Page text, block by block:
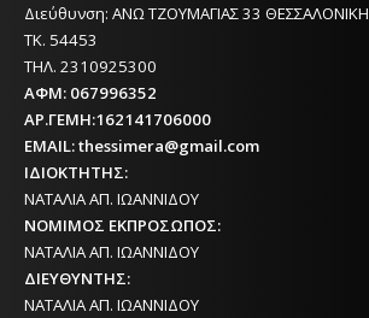
Διεύθυνση: ΑΝΩ ΤΖΟΥΜΑΓΙΑΣ 33 ΘΕΣΣΑΛΟΝΙΚΗ
ΤΚ. 54453
ΤΗΛ. 2310925300
ΑΦΜ: 067996352
ΑΡ.ΓΕΜΗ:162141706000
EMAIL: thessimera@gmail.com
ΙΔΙΟΚΤΗΤΗΣ:
ΝΑΤΑΛΙΑ ΑΠ. ΙΩΑΝΝΙΔΟΥ
ΝΟΜΙΜΟΣ ΕΚΠΡΟΣΩΠΟΣ:
ΝΑΤΑΛΙΑ ΑΠ. ΙΩΑΝΝΙΔΟΥ
ΔΙΕΥΘΥΝΤΗΣ:
ΝΑΤΑΛΙΑ ΑΠ. ΙΩΑΝΝΙΔΟΥ